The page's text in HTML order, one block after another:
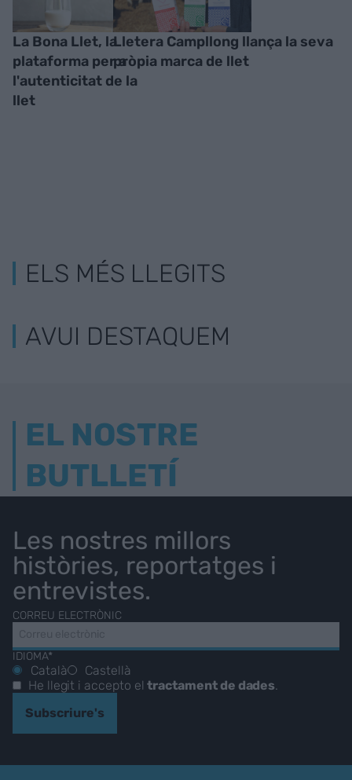
La Bona Llet, la
plataforma per a
l'autenticitat de la
llet
Lletera Campllong llança la seva
pròpia marca de llet
ELS MÉS LLEGITS
AVUI DESTAQUEM
EL NOSTRE
BUTLLETÍ
Les nostres millors
històries, reportatges i
entrevistes.
CORREU ELECTRÒNIC
IDIOMA*
Català
Castellà
He llegit i accepto eltractament de dades.
Subscriure's